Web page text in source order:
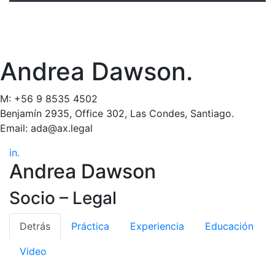
Andrea Dawson.
M: +56 9 8535 4502
Benjamín 2935, Office 302, Las Condes, Santiago.
Email: ada@ax.legal
in.
Andrea Dawson
Socio – Legal
Detrás Práctica Experiencia Educación
Video